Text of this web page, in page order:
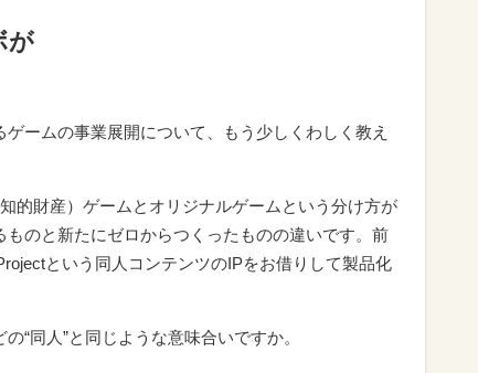
が
ームの事業展開について、もう少しくわしく教え
的財産）ゲームとオリジナルゲームという分け方が
のと新たにゼロからつくったものの違いです。前
という同人コンテンツのIPをお借りして製品化
“同人”と同じような意味合いですか。